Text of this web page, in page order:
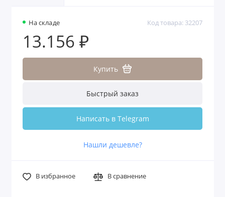
На складе Код товара: 32207
13.156 ₽
Купить
Быстрый заказ
Написать в Telegram
Нашли дешевле?
В избранное В сравнение